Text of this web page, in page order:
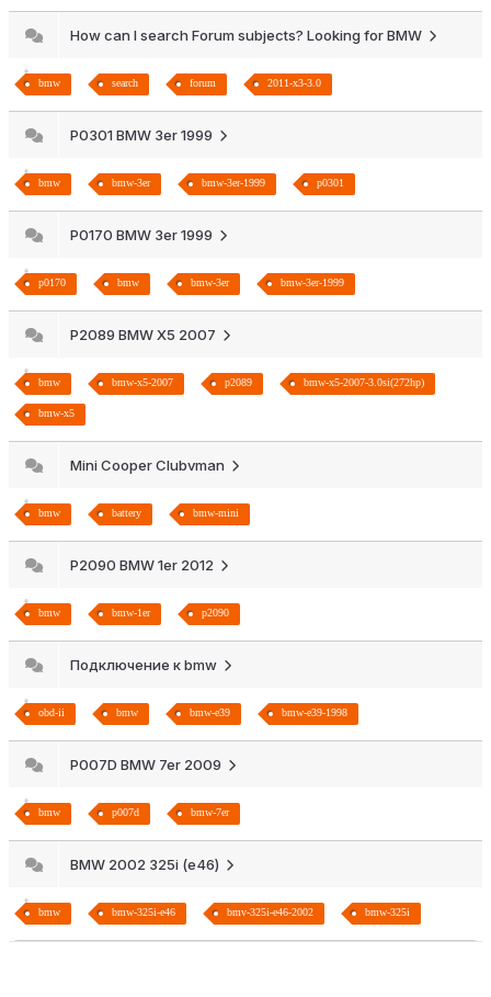
How can I search Forum subjects? Looking for BMW
bmw search forum 2011-x3-3.0
P0301 BMW 3er 1999
bmw bmw-3er bmw-3er-1999 p0301
P0170 BMW 3er 1999
p0170 bmw bmw-3er bmw-3er-1999
P2089 BMW X5 2007
bmw bmw-x5-2007 p2089 bmw-x5-2007-3.0si(272hp)
bmw-x5
Mini Cooper Clubvman
bmw battery bmw-mini
P2090 BMW 1er 2012
bmw bmw-1er p2090
Подключение к bmw
obd-ii bmw bmw-e39 bmw-e39-1998
P007D BMW 7er 2009
bmw p007d bmw-7er
BMW 2002 325i (e46)
bmw bmw-325i-e46 bmv-325i-e46-2002 bmw-325i